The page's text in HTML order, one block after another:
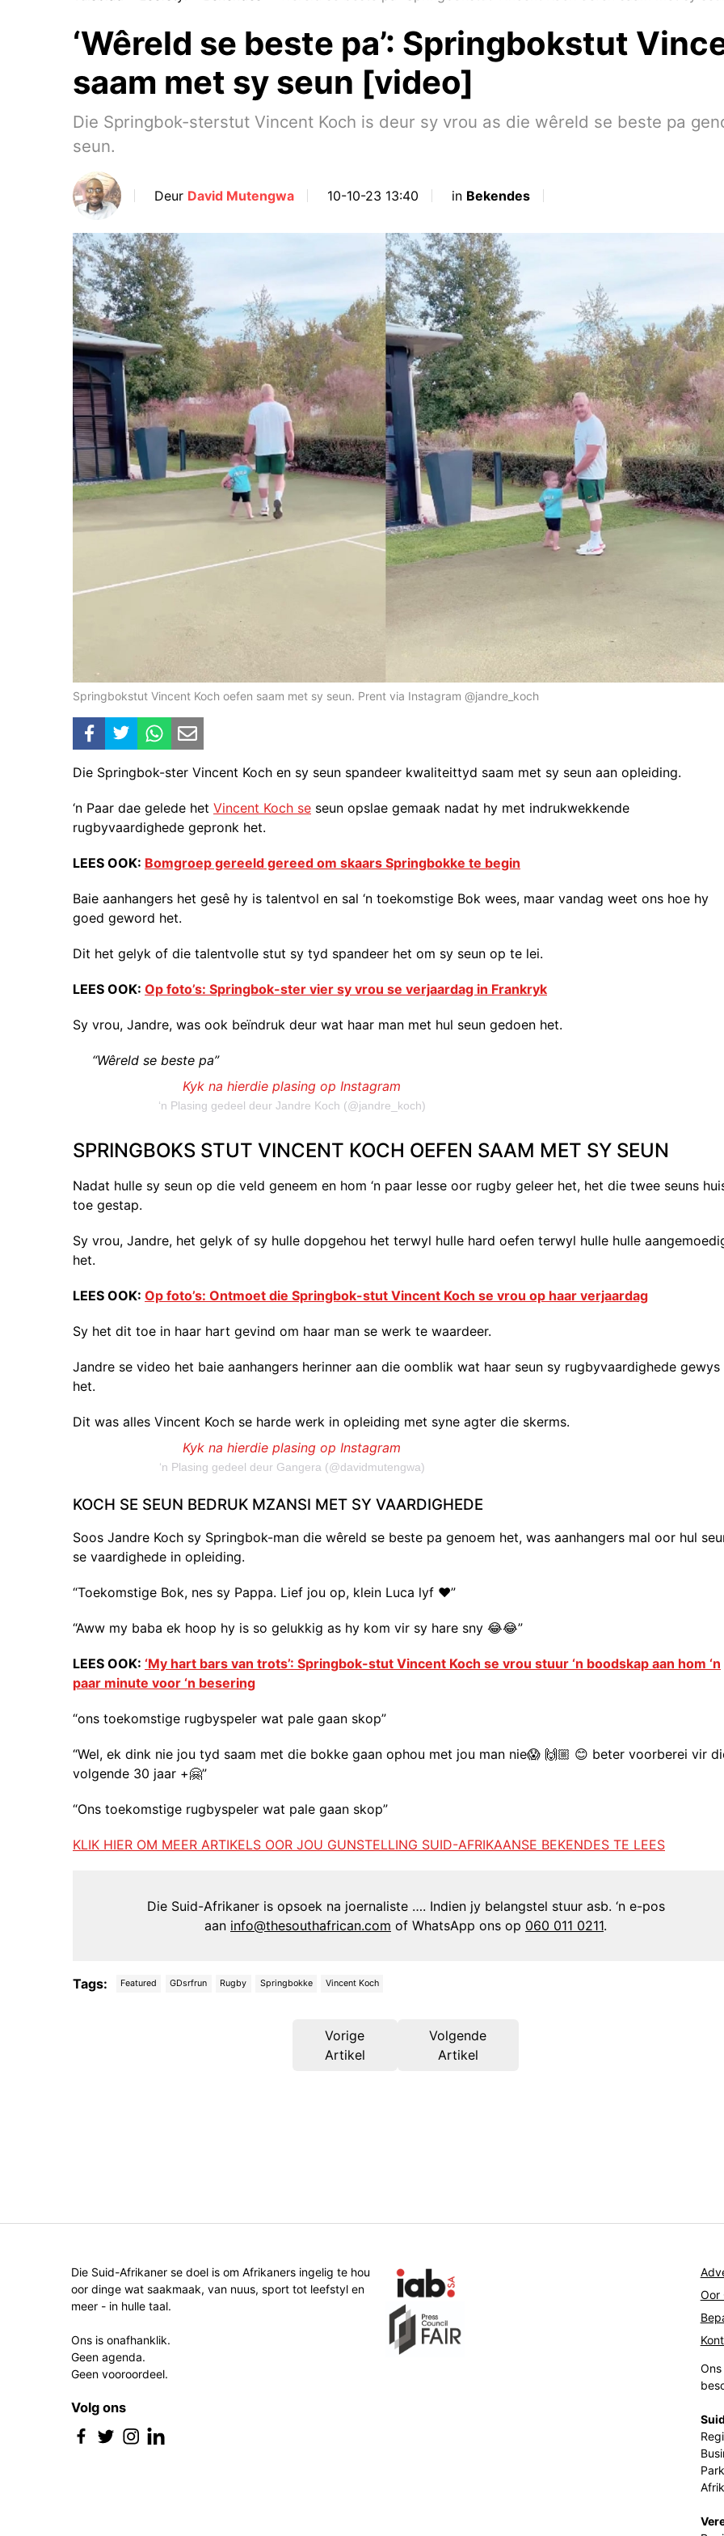
‘Wêreld se beste pa’: Springbokstut
saam met sy seun [video]
Die Springbok-sterstut Vincent Koch is deur sy vrou as die wêreld se beste pa
seun.
Deur David Mutengwa 10-10-23 13:40 in Bekendes
Springbokstut Vincent Koch oefen saam met sy seun. Prent via Instagram @jandre_koch
Die Springbok-ster Vincent Koch en sy seun spandeer kwaliteittyd saam met sy seun aan opleiding.
‘n Paar dae gelede het Vincent Koch se seun opslae gemaak nadat hy met indrukwekkende
rugbyvaardighede gepronk het.
LEES OOK: Bomgroep gereeld gereed om skaars Springbokke te begin
Baie aanhangers het gesê hy is talentvol en sal ‘n toekomstige Bok wees, maar vandag weet ons hoe hy
goed geword het.
Dit het gelyk of die talentvolle stut sy tyd spandeer het om sy seun op te lei.
LEES OOK: Op foto’s: Springbok-ster vier sy vrou se verjaardag in Frankryk
Sy vrou, Jandre, was ook beïndruk deur wat haar man met hul seun gedoen het.
“Wêreld se beste pa”
Kyk na hierdie plasing op Instagram
‘n Plasing gedeel deur Jandre Koch (@jandre_koch)
SPRINGBOKS STUT VINCENT KOCH OEFEN SAAM MET SY SEUN
Nadat hulle sy seun op die veld geneem en hom ‘n paar lesse oor rugby geleer het, het die twee seuns
toe gestap.
Sy vrou, Jandre, het gelyk of sy hulle dopgehou het terwyl hulle hard oefen terwyl hulle hulle
het.
LEES OOK: Op foto’s: Ontmoet die Springbok-stut Vincent Koch se vrou op haar verjaardag
Sy het dit toe in haar hart gevind om haar man se werk te waardeer.
Jandre se video het baie aanhangers herinner aan die oomblik wat haar seun sy rugbyvaardighede gewys
het.
Dit was alles Vincent Koch se harde werk in opleiding met syne agter die skerms.
Kyk na hierdie plasing op Instagram
‘n Plasing gedeel deur Gangera (@davidmutengwa)
KOCH SE SEUN BEDRUK MZANSI MET SY VAARDIGHEDE
Soos Jandre Koch sy Springbok-man die wêreld se beste pa genoem het, was aanhangers mal oor hul
se vaardighede in opleiding.
“Toekomstige Bok, nes sy Pappa. Lief jou op, klein Luca lyf ❤️”
“Aww my baba ek hoop hy is so gelukkig as hy kom vir sy hare sny 😂😂”
LEES OOK: ‘My hart bars van trots’: Springbok-stut Vincent Koch se vrou stuur ‘n boodskap aan hom ‘n
paar minute voor ‘n besering
“ons toekomstige rugbyspeler wat pale gaan skop”
“Wel, ek dink nie jou tyd saam met die bokke gaan ophou met jou man nie😱 🙌🏼 😊 beter voorberei vir
volgende 30 jaar +🤗”
“Ons toekomstige rugbyspeler wat pale gaan skop”
KLIK HIER OM MEER ARTIKELS OOR JOU GUNSTELLING SUID-AFRIKAANSE BEKENDES TE LEES
Die Suid-Afrikaner is opsoek na joernaliste …. Indien jy belangstel stuur asb. ‘n e-pos
aan info@thesouthafrican.com of WhatsApp ons op 060 011 0211.
Tags: Featured GDsrfrun Rugby Springbokke Vincent Koch
Volgende
Artikel
Vorige
Artikel
Die Suid-Afrikaner se doel is om Afrikaners ingelig te hou
oor dinge wat saakmaak, van nuus, sport tot leefstyl en
meer - in hulle taal.
Ons is onafhanklik.
Geen agenda.
Geen vooroordeel.
Volg ons
Oor